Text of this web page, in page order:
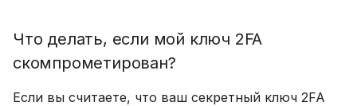
Что делать, если мой ключ 2FA
скомпрометирован?
Если вы считаете, что ваш секретный ключ 2FA